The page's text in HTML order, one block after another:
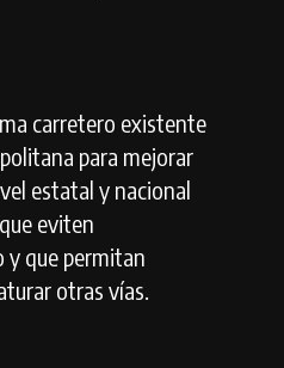
carretero existente
para mejorar
estatal y nacional
eviten
que permitan
otras vías.